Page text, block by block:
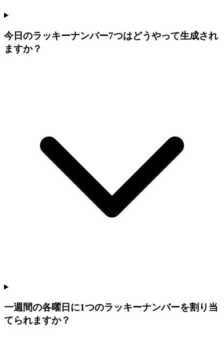
今日のラッキーナンバー7つはどうやって生成され
ますか？
一週間の各曜日に1つのラッキーナンバーを割り当
てられますか？